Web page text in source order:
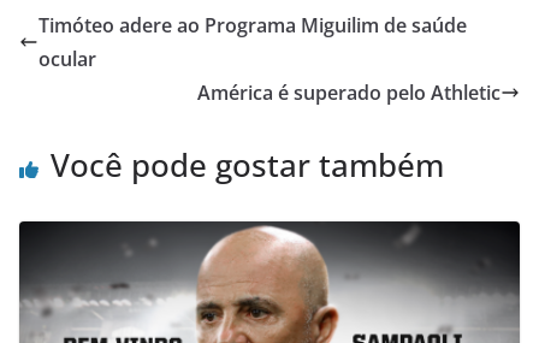
Timóteo adere ao Programa Miguilim de saúde
ocular
América é superado pelo Athletic
Você pode gostar também